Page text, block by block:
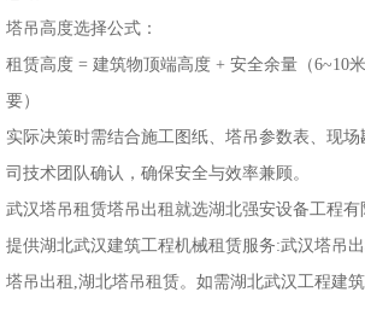
塔吊高度选择公式：
租赁高度 = 建筑物顶端高度 + 安全余量（6~10
要）
实际决策时需结合施工图纸、塔吊参数表、现
司技术团队确认，确保安全与效率兼顾。
武汉塔吊租赁塔吊出租就选湖北强安设备工程
提供湖北武汉建筑工程机械租赁服务:武汉塔吊
塔吊出租,湖北塔吊租赁。如需湖北武汉工程建